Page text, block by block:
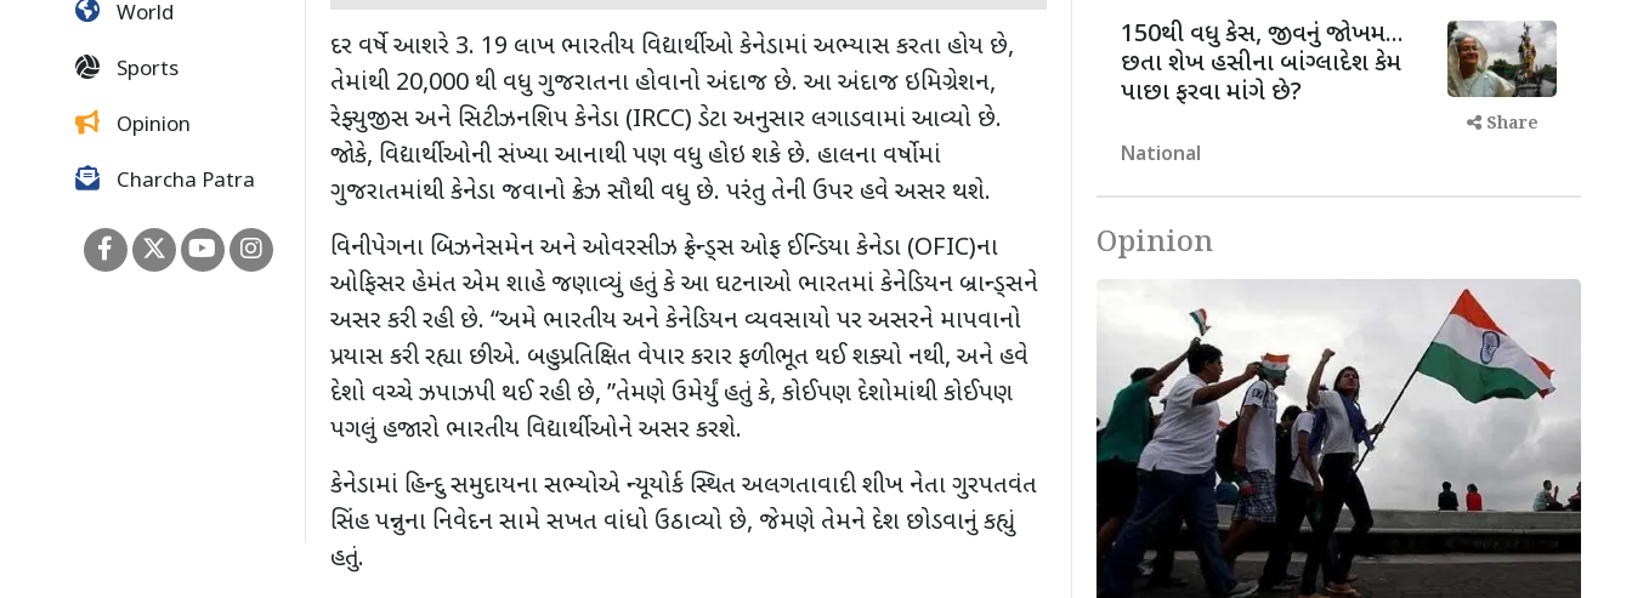
World
Sports
Opinion
Charcha Patra
દર વર્ષે આશરે 3. 19 લાખ ભારતીય વિદ્યાર્થીઓ કેનેડામાં અભ્યાસ કરતા હોય છે,
તેમાંથી 20,000 થી વધુ ગુજરાતના હોવાનો અંદાજ છે. આ અંદાજ ઇમિગ્રેશન,
રેફ્યુજીસ અને સિટીઝનશિપ કેનેડા (IRCC) ડેટા અનુસાર લગાડવામાં આવ્યો છે.
જોકે, વિદ્યાર્થીઓની સંખ્યા આનાથી પણ વધુ હોઇ શકે છે. હાલના વર્ષોમાં
ગુજરાતમાંથી કેનેડા જવાનો ક્રેઝ સૌથી વધુ છે. પરંતુ તેની ઉપર હવે અસર થશે.
વિનીપેગના બિઝનેસમેન અને ઓવરસીઝ ફ્રેન્ડ્સ ઓફ ઈન્ડિયા કેનેડા (OFIC)ના
ઓફિસર હેમંત એમ શાહે જણાવ્યું હતું કે આ ઘટનાઓ ભારતમાં કેનેડિયન બ્રાન્ડ્સને
અસર કરી રહી છે. “અમે ભારતીય અને કેનેડિયન વ્યવસાયો પર અસરને માપવાનો
પ્રયાસ કરી રહ્યા છીએ. બહુપ્રતિક્ષિત વેપાર કરાર ફળીભૂત થઈ શક્યો નથી, અને હવે
દેશો વચ્ચે ઝપાઝપી થઈ રહી છે, ”તેમણે ઉમેર્યું હતું કે, કોઈપણ દેશોમાંથી કોઈપણ
પગલું હજારો ભારતીય વિદ્યાર્થીઓને અસર કરશે.
કેનેડામાં હિન્દુ સમુદાયના સભ્યોએ ન્યૂયોર્ક સ્થિત અલગતાવાદી શીખ નેતા ગુરપતવંત
સિંહ પન્નુના નિવેદન સામે સખત વાંધો ઉઠાવ્યો છે, જેમણે તેમને દેશ છોડવાનું કહ્યું
હતું.
150થી વધુ કેસ, જીવનું જોખમ...
છતા શેખ હસીના બાંગ્લાદેશ કેમ
પાછા ફરવા માંગે છે?
National
Share
Opinion